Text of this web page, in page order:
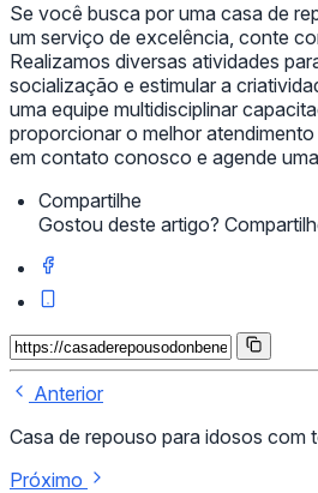
Se você busca por uma casa de
um serviço de excelência, conte
Realizamos diversas atividades
socialização e estimular a
uma equipe multidisciplinar
proporcionar o melhor atendimento
em contato conosco e agende
Compartilhe
Gostou deste artigo?
Anterior
Casa de repouso para idosos com
Próximo